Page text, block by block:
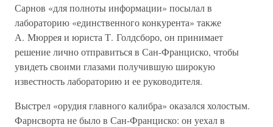
Сарнов «для полноты информации» посылал в
лабораторию «единственного конкурента» также
А. Мюррея и юриста Т. Голдсборо, он принимает
решение лично отправиться в Сан-Франциско, чтобы
увидеть своими глазами получившую широкую
известность лабораторию и ее руководителя.
Выстрел «орудия главного калибра» оказался холостым.
Фарнсворта не было в Сан-Франциско: он уехал в